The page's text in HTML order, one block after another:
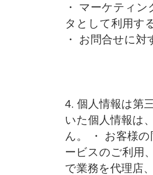
・ マーケティ
タとして利用す
・ お問合せに
4. 個人情報は第
いた個人情報は
ん。 ・ お客様
ービスのご利用
で業務を代理店